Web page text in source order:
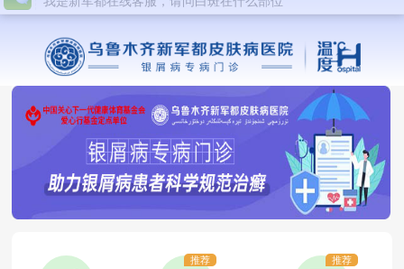
推荐 推荐